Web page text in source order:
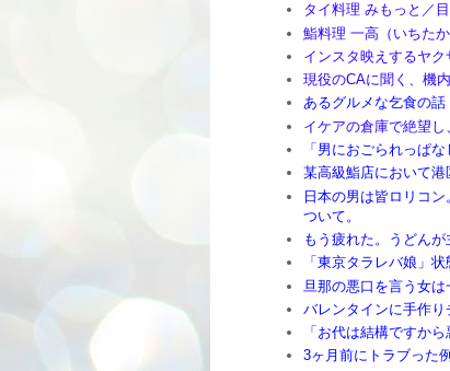
タイ料理 みもっと／
鮨料理 一高（いちた
インスタ映えするヤク
現役のCAに聞く、機
あるグルメな乞食の話
イケアの倉庫で絶望
「男におごられっぱ
某高級鮨店において港
日本の男は皆ロリコ
ついて。
もう疲れた。うどんが
「東京タラレバ娘」
旦那の悪口を言う女
バレンタインに手作
「お代は結構ですか
3ヶ月前にトラブった